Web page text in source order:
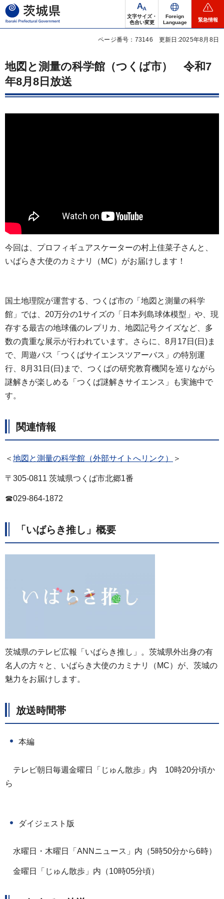
茨城県
文字サイズ・
色合い変更
Foreign
Language
緊急情報
ページ番号：73146 更新日:2025年8月8日
地図と測量の科学館（つくば市） 令和7
年8月8日放送
今回は、プロフィギュアスケーターの村上佳菜子さんと、
いばらき大使のカミナリ（MC）がお届けします！
国土地理院が運営する、つくば市の「地図と測量の科学
館」では、20万分の1サイズの「日本列島球体模型」や、現
存する最古の地球儀のレプリカ、地図記号クイズなど、多
数の貴重な展示が行われています。さらに、8月17日(日)ま
で、周遊バス「つくばサイエンスツアーバス」の特別運
行、8月31日(日)まで、つくばの研究教育機関を巡りながら
謎解きが楽しめる「つくば謎解きサイエンス」も実施中で
す。
関連情報
＜ 地図と測量の科学館（外部サイトへリンク） ＞
〒305-0811 茨城県つくば市北郷1番
☎029-864-1872
「いばらき推し」概要
茨城県のテレビ広報「いばらき推し」。茨城県外出身の有
名人の方々と、いばらき大使のカミナリ（MC）が、茨城の
魅力をお届けします。
放送時間帯
本編
テレビ朝日毎週金曜日「じゅん散歩」内 10時20分頃か
ら
ダイジェスト版
水曜日・木曜日「ANNニュース」内（5時50分から6時）
金曜日「じゅん散歩」内（10時05分頃）